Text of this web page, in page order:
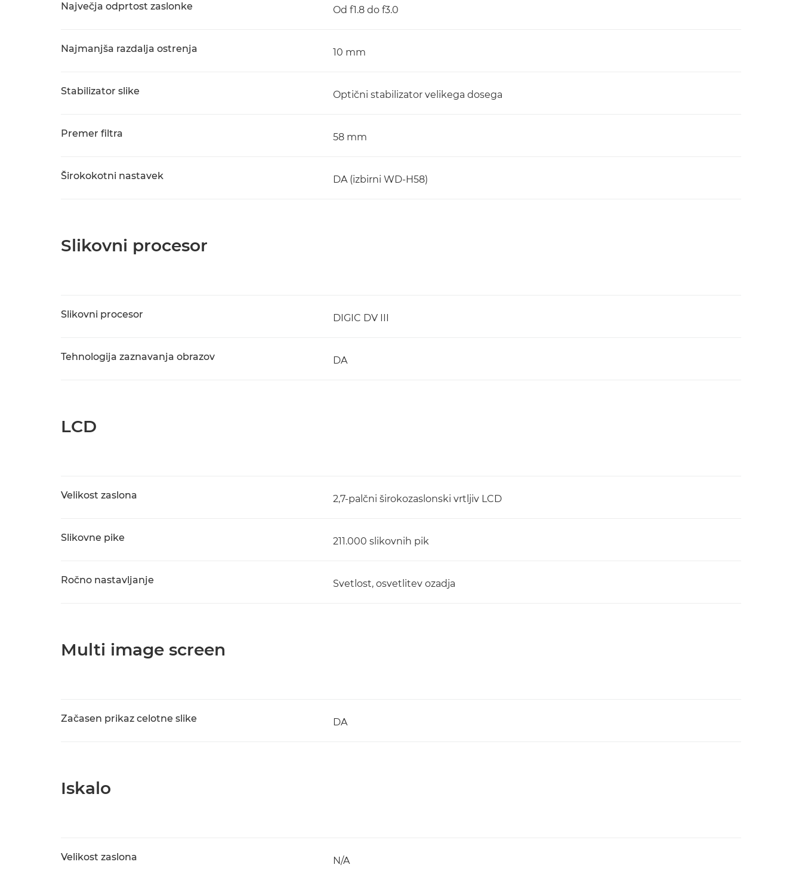
Največja odprtost zaslonke Od f1.8 do f3.0
Najmanjša razdalja ostrenja 10 mm
Stabilizator slike Optični stabilizator velikega dosega
Premer filtra 58 mm
Širokokotni nastavek DA (izbirni WD-H58)
Slikovni procesor
Slikovni procesor DIGIC DV III
Tehnologija zaznavanja obrazov DA
LCD
Velikost zaslona 2,7-palčni širokozaslonski vrtljiv LCD
Slikovne pike 211.000 slikovnih pik
Ročno nastavljanje Svetlost, osvetlitev ozadja
Multi image screen
Začasen prikaz celotne slike DA
Iskalo
Velikost zaslona N/A